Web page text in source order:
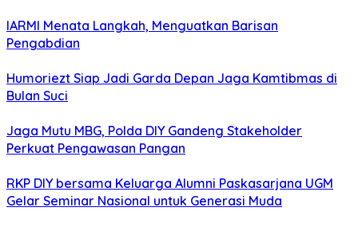
IARMI Menata Langkah, Menguatkan Barisan
Pengabdian
Humoriezt Siap Jadi Garda Depan Jaga Kamtibmas di
Bulan Suci
Jaga Mutu MBG, Polda DIY Gandeng Stakeholder
Perkuat Pengawasan Pangan
RKP DIY bersama Keluarga Alumni Paskasarjana UGM
Gelar Seminar Nasional untuk Generasi Muda